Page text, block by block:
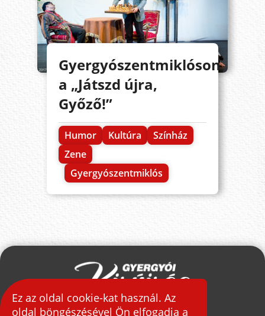
Gyergyószentmiklóson
a „Játszd újra,
Győző!”
Humor Kultúra
Színház
Zene
Gyergyószentmiklós
Ez az oldal cookie-kat használ. Az
oldal böngészésével Ön elfogadja a